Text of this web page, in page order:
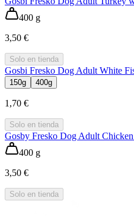
400 g
3,50 €
Solo en tienda
Gosbi Fresko Dog Adult White
150g 400g
1,70 €
Solo en tienda
Gosby Fresko Dog Adult
400 g
3,50 €
Solo en tienda